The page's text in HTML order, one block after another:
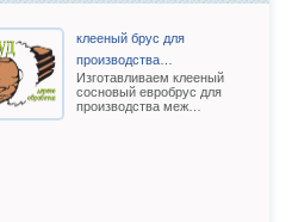
клееный брус для
производства…
Изготавливаем клееный
сосновый евробрус для
производства меж…